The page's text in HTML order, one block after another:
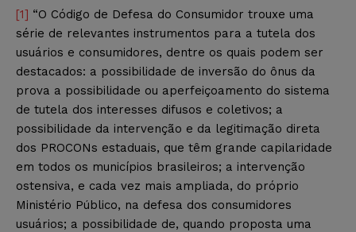
[1] “O Código de Defesa do Consumidor trouxe uma
série de relevantes instrumentos para a tutela dos
usuários e consumidores, dentre os quais podem ser
destacados: a possibilidade de inversão do ônus da
prova a possibilidade ou aperfeiçoamento do sistema
de tutela dos interesses difusos e coletivos; a
possibilidade da intervenção e da legitimação direta
dos PROCONs estaduais, que têm grande capilaridade
em todos os municípios brasileiros; a intervenção
ostensiva, e cada vez mais ampliada, do próprio
Ministério Público, na defesa dos consumidores
usuários; a possibilidade de, quando proposta uma